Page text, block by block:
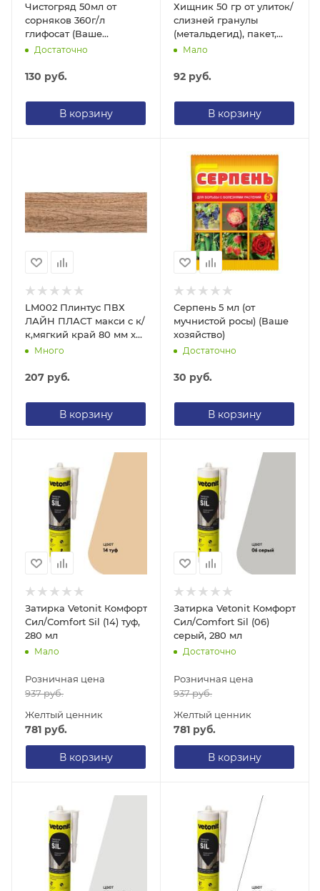
Чистогряд 50мл от
сорняков 360г/л
глифосат (Ваше
хозяйство) (смир)
Достаточно
130 руб.
В корзину
Хищник 50 гр от улиток/
слизней гранулы
(метальдегид), пакет,
Грин Бэлт/Green Belt
Мало
92 руб.
В корзину
LM002 Плинтус ПВХ
ЛАЙН ПЛАСТ макси с к/
к,мягкий край 80 мм х
2,2 м Орех грецкий
Много
207 руб.
В корзину
Серпень 5 мл (от
мучнистой росы) (Ваше
хозяйство)
Достаточно
30 руб.
В корзину
Затирка Vetonit Комфорт
Сил/Comfort Sil (14) туф,
280 мл
Мало
Розничная цена
937руб.
Желтый ценник
781 руб.
В корзину
Затирка Vetonit Комфорт
Сил/Comfort Sil (06)
серый, 280 мл
Достаточно
Розничная цена
937руб.
Желтый ценник
781 руб.
В корзину